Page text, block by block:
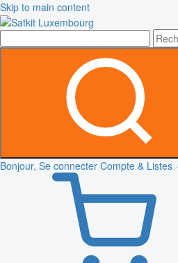
Skip to main content
Bonjour, Se connecter Compte & Listes